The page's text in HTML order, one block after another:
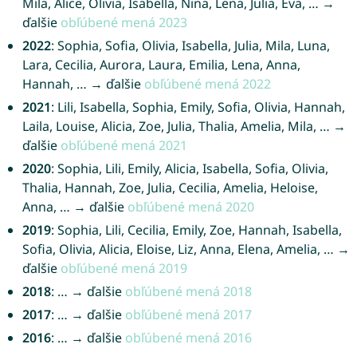
ďalšie obľúbené mená 2023
2022: Sophia, Sofia, Olivia, Isabella, Julia, Mila, Luna,
Lara, Cecilia, Aurora, Laura, Emilia, Lena, Anna,
Hannah, … → ďalšie obľúbené mená 2022
2021: Lili, Isabella, Sophia, Emily, Sofia, Olivia, Hannah,
Laila, Louise, Alicia, Zoe, Julia, Thalia, Amelia, Mila, … →
ďalšie obľúbené mená 2021
2020: Sophia, Lili, Emily, Alicia, Isabella, Sofia, Olivia,
Thalia, Hannah, Zoe, Julia, Cecilia, Amelia, Heloise,
Anna, … → ďalšie obľúbené mená 2020
2019: Sophia, Lili, Cecilia, Emily, Zoe, Hannah, Isabella,
Sofia, Olivia, Alicia, Eloise, Liz, Anna, Elena, Amelia, … →
ďalšie obľúbené mená 2019
2018: … → ďalšie obľúbené mená 2018
2017: … → ďalšie obľúbené mená 2017
2016: … → ďalšie obľúbené mená 2016